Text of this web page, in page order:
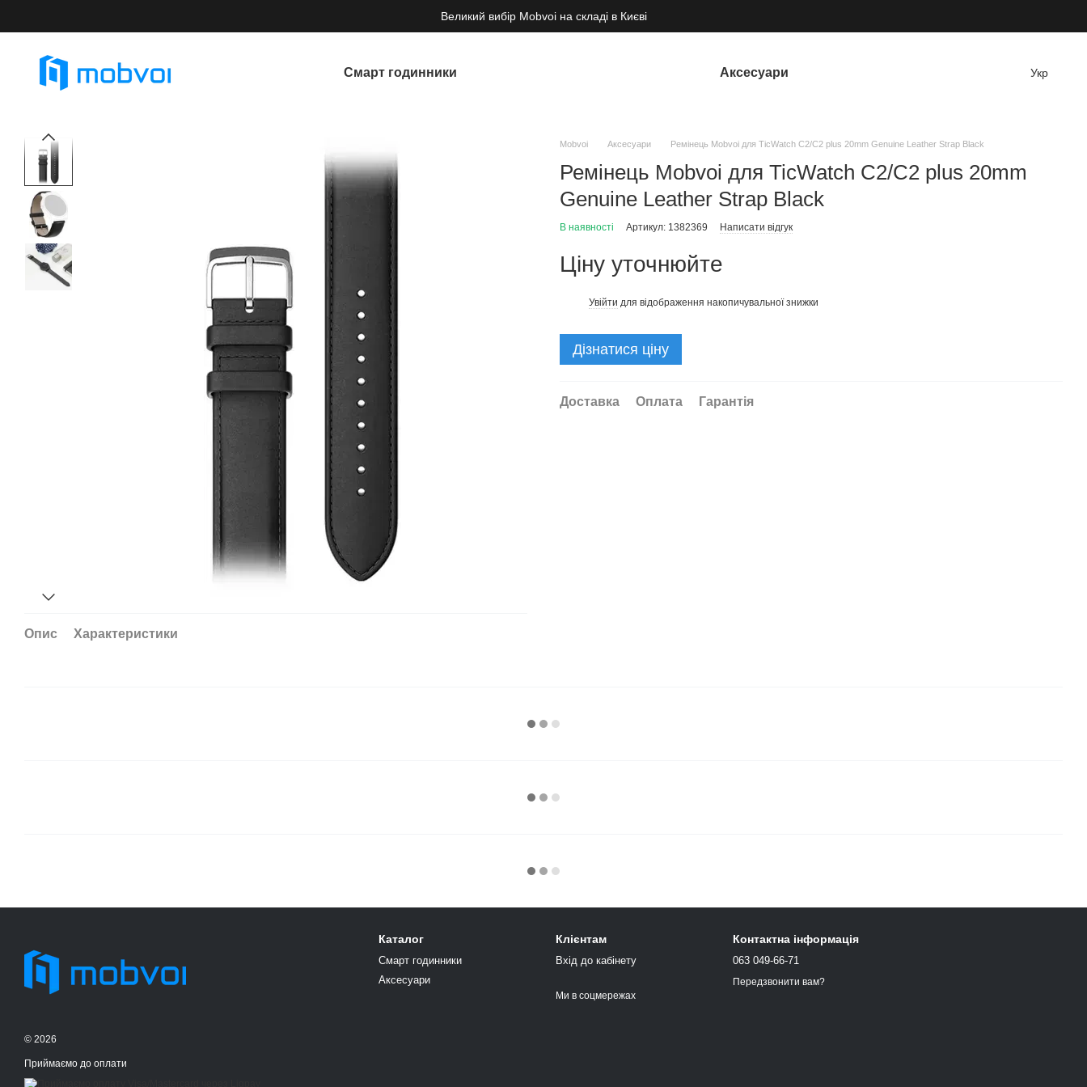
Великий вибір Mobvoi на складі в Києві
Смарт годинники Аксесуари Укр
Опис Характеристики
Mobvoi Аксесуари Ремінець Mobvoi для TicWatch C2/C2 plus 20mm Genuine Leather Strap Black
Ремінець Mobvoi для TicWatch C2/C2 plus 20mm
Genuine Leather Strap Black
В наявності Артикул: 1382369 Написати відгук
Ціну уточнюйте
Увійти для відображення накопичувальної знижки
Дізнатися ціну
Доставка Оплата Гарантія
© 2026
Приймаємо до оплати
Каталог
Смарт годинники
Аксесуари
Клієнтам
Вхід до кабінету
Ми в соцмережах
Контактна інформація
063 049-66-71
Передзвонити вам?